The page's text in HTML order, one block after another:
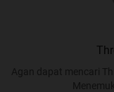
Agan dapat mencari